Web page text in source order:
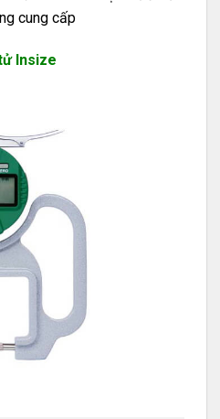
cung cấp
Insize